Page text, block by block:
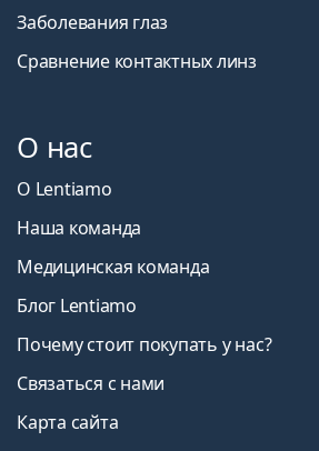
Заболевания глаз
Сравнение контактных линз
О нас
О Lentiamo
Наша команда
Медицинская команда
Блог Lentiamo
Почему стоит покупать у нас?
Связаться с нами
Карта сайта